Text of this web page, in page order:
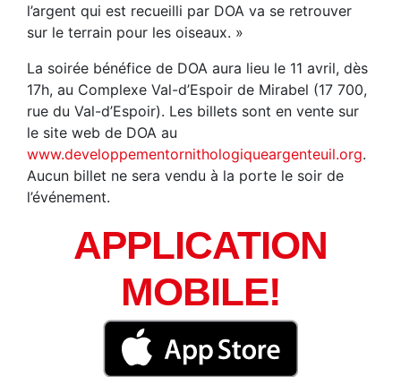
l’argent qui est recueilli par DOA va se retrouver
sur le terrain pour les oiseaux. »
La soirée bénéfice de DOA aura lieu le 11 avril, dès
17h, au Complexe Val-d’Espoir de Mirabel (17 700,
rue du Val-d’Espoir). Les billets sont en vente sur
le site web de DOA au
www.developpementornithologiqueargenteuil.org.
Aucun billet ne sera vendu à la porte le soir de
l’événement.
APPLICATION
MOBILE!